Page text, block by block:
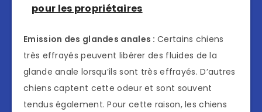
pour les propriétaires
Emission des glandes anales : Certains chiens
très effrayés peuvent libérer des fluides de la
glande anale lorsqu’ils sont très effrayés. D’autres
chiens captent cette odeur et sont souvent
tendus également. Pour cette raison, les chiens